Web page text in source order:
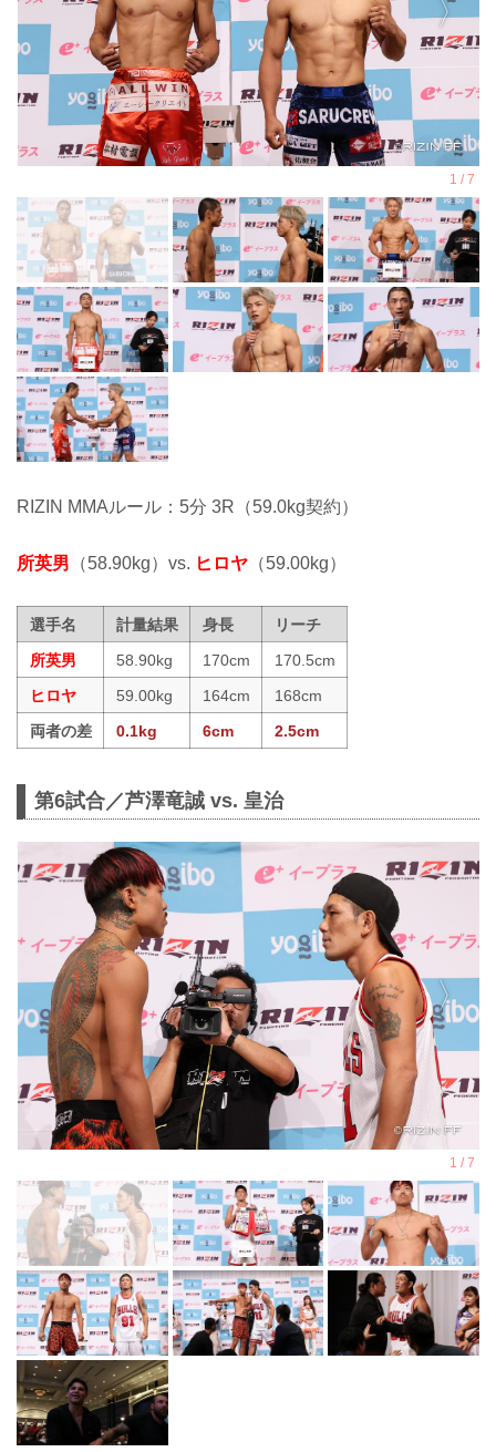
RIZIN MMAルール：5分 3R（59.0kg契約）
所英男 （58.90kg）vs. ヒロヤ （59.00kg）
選手名 計量結果 身長
リーチ
所英男
58.90kg 170cm
170.5cm
ヒロヤ
59.00kg 164cm
168cm
両者の差
0.1kg 6cm 2.5cm
第6試合／芦澤竜誠 vs. 皇治